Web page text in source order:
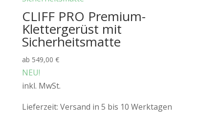
CLIFF PRO Premium-
Klettergerüst mit
Sicherheitsmatte
ab 549,00 €
NEU!
inkl. MwSt.
Lieferzeit: Versand in 5 bis 10 Werktagen